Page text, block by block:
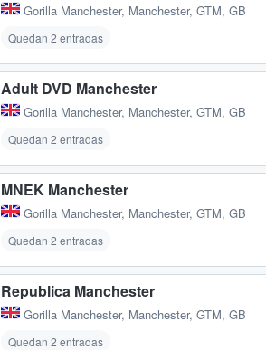
Gorilla Manchester, Manchester, GTM, GB
Quedan 2 entradas
Adult DVD Manchester
Gorilla Manchester, Manchester, GTM, GB
Quedan 2 entradas
MNEK Manchester
Gorilla Manchester, Manchester, GTM, GB
Quedan 2 entradas
Republica Manchester
Gorilla Manchester, Manchester, GTM, GB
Quedan 2 entradas